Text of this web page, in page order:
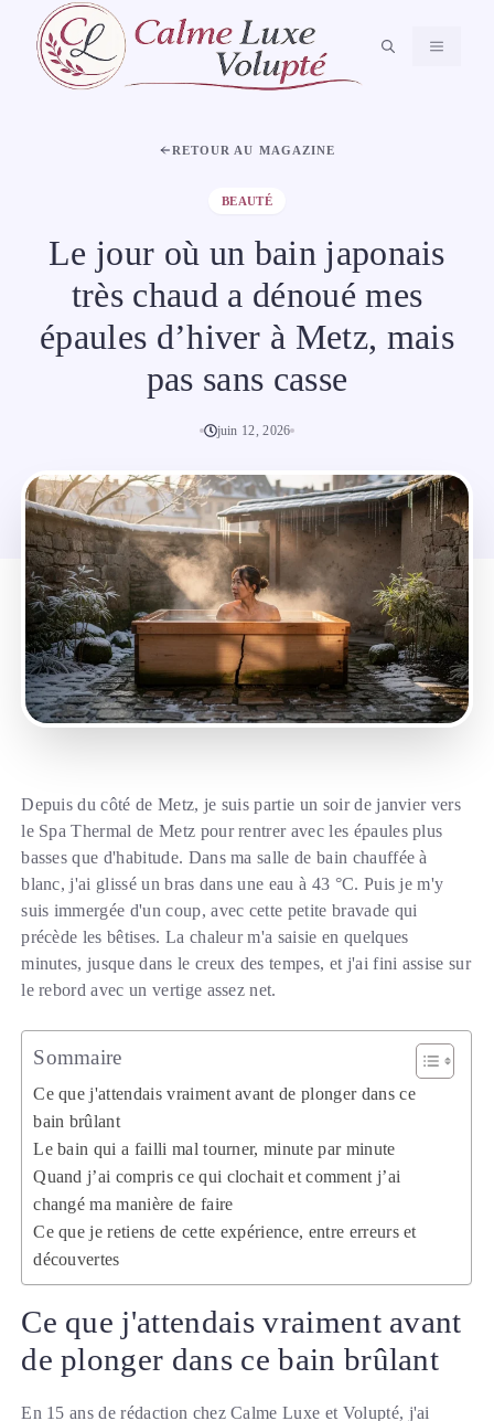
contenu
MENU
RETOUR AU MAGAZINE
BEAUTÉ
Le jour où un bain japonais
très chaud a dénoué mes
épaules d’hiver à Metz, mais
pas sans casse
juin 12, 2026
Depuis du côté de Metz, je suis partie un soir de janvier vers
le Spa Thermal de Metz pour rentrer avec les épaules plus
basses que d'habitude. Dans ma salle de bain chauffée à
blanc, j'ai glissé un bras dans une eau à 43 °C. Puis je m'y
suis immergée d'un coup, avec cette petite bravade qui
précède les bêtises. La chaleur m'a saisie en quelques
minutes, jusque dans le creux des tempes, et j'ai fini assise sur
le rebord avec un vertige assez net.
Sommaire
Ce que j'attendais vraiment avant de plonger dans ce
bain brûlant
Le bain qui a failli mal tourner, minute par minute
Quand j’ai compris ce qui clochait et comment j’ai
changé ma manière de faire
Ce que je retiens de cette expérience, entre erreurs et
découvertes
Ce que j'attendais vraiment avant
de plonger dans ce bain brûlant
En 15 ans de rédaction chez Calme Luxe et Volupté, j'ai